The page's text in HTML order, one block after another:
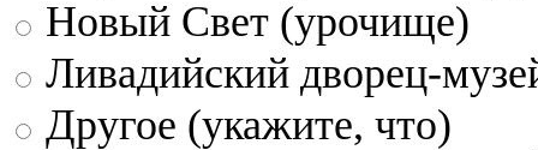
Новый Свет (урочище)
Ливадийский дворец-
Другое (укажите, что)